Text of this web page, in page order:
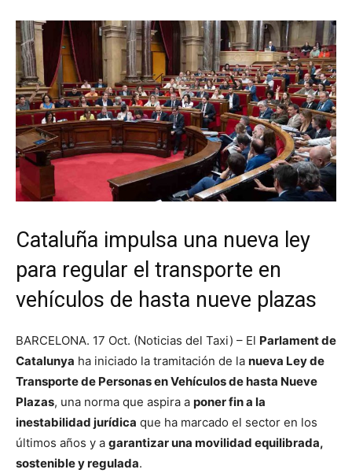
Cataluña impulsa una nueva ley
para regular el transporte en
vehículos de hasta nueve plazas
BARCELONA. 17 Oct. (Noticias del Taxi) – El Parlament de
Catalunya ha iniciado la tramitación de la nueva Ley de
Transporte de Personas en Vehículos de hasta Nueve
Plazas, una norma que aspira a poner fin a la
inestabilidad jurídica que ha marcado el sector en los
últimos años y a garantizar una movilidad equilibrada,
sostenible y regulada.